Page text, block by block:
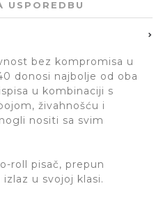
USPOREDBU
bez kompromisa u
donosi najbolje od oba
u kombinaciji s
živahnošću i
nositi sa svim
roll pisač, prepun
u svojoj klasi.